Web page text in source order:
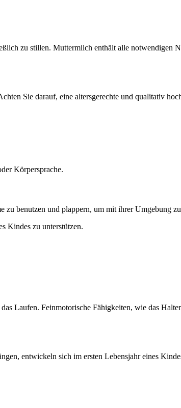
zu stillen. Muttermilch enthält alle notwendigen
Sie darauf, eine altersgerechte und qualitativ
Körpersprache.
benutzen und plappern, um mit ihrer Umgebung
Kindes zu unterstützen.
Laufen. Feinmotorische Fähigkeiten, wie das
entwickeln sich im ersten Lebensjahr eines